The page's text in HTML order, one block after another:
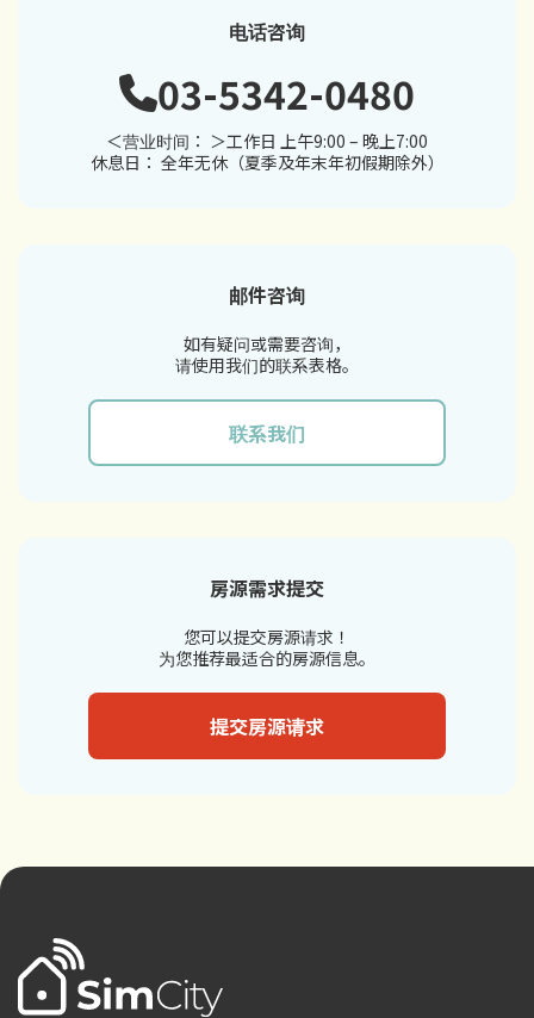
电话咨询
03-5342-0480
＜营业时间： ＞工作日 上午9:00 – 晚上7:00
休息日： 全年无休（夏季及年末年初假期除外）
邮件咨询
如有疑问或需要咨询，
请使用我们的联系表格。
联系我们
房源需求提交
您可以提交房源请求！
为您推荐最适合的房源信息。
提交房源请求